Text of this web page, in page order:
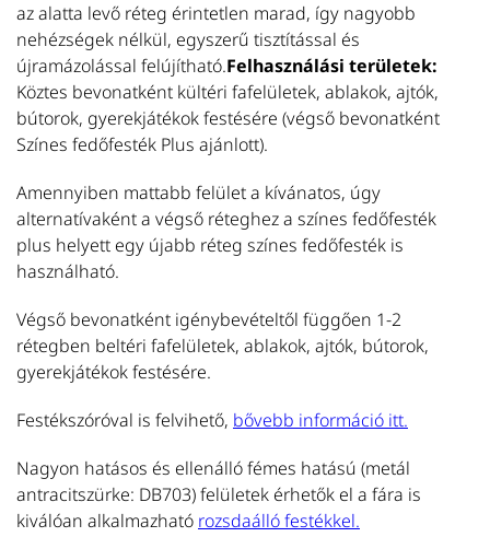
az alatta levő réteg érintetlen marad, így nagyobb
nehézségek nélkül, egyszerű tisztítással és
újramázolással felújítható.Felhasználási területek:
Köztes bevonatként kültéri fafelületek, ablakok, ajtók,
bútorok, gyerekjátékok festésére (végső bevonatként
Színes fedőfesték Plus ajánlott).
Amennyiben mattabb felület a kívánatos, úgy
alternatívaként a végső réteghez a színes fedőfesték
plus helyett egy újabb réteg színes fedőfesték is
használható.
Végső bevonatként igénybevételtől függően 1-2
rétegben beltéri fafelületek, ablakok, ajtók, bútorok,
gyerekjátékok festésére.
Festékszóróval is felvihető, bővebb információ itt.
Nagyon hatásos és ellenálló fémes hatású (metál
antracitszürke: DB703) felületek érhetők el a fára is
kiválóan alkalmazható rozsdaálló festékkel.